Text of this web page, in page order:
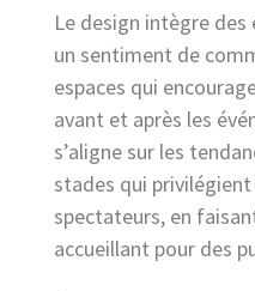
Le design intègre
un sentiment de
espaces qui
avant et après les
s’aligne sur les
stades qui privilégient
spectateurs, en
accueillant pour des